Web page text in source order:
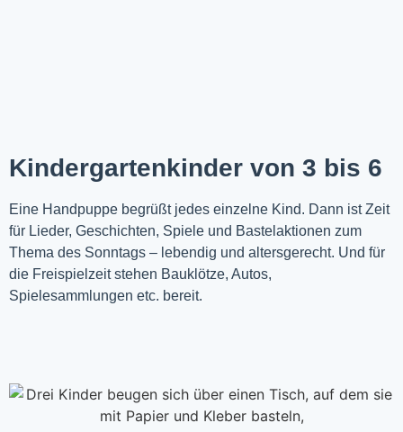
Kindergartenkinder von 3 bis 6
Eine Handpuppe begrüßt jedes einzelne Kind. Dann ist Zeit
für Lieder, Geschichten, Spiele und Bastelaktionen zum
Thema des Sonntags – lebendig und altersgerecht. Und für
die Freispielzeit stehen Bauklötze, Autos,
Spielesammlungen etc. bereit.